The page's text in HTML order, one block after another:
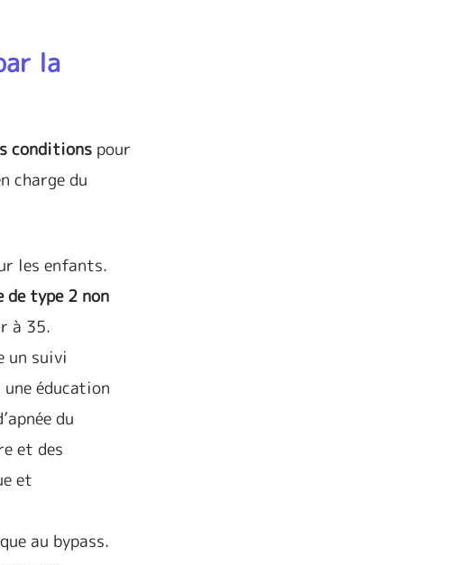
la
conditions pour
charge du
les enfants.
de type 2 non
à 35.
un suivi
éducation
du
et des
et
au bypass.